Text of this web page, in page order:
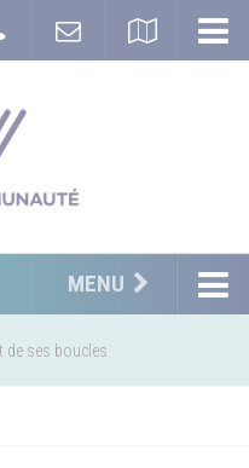
MENU
de ses boucles